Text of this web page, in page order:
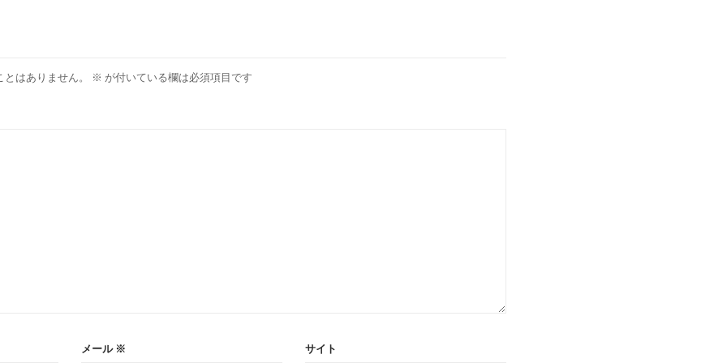
はありません。 ※ が付いている欄は必須項目です
メール ※ サイト